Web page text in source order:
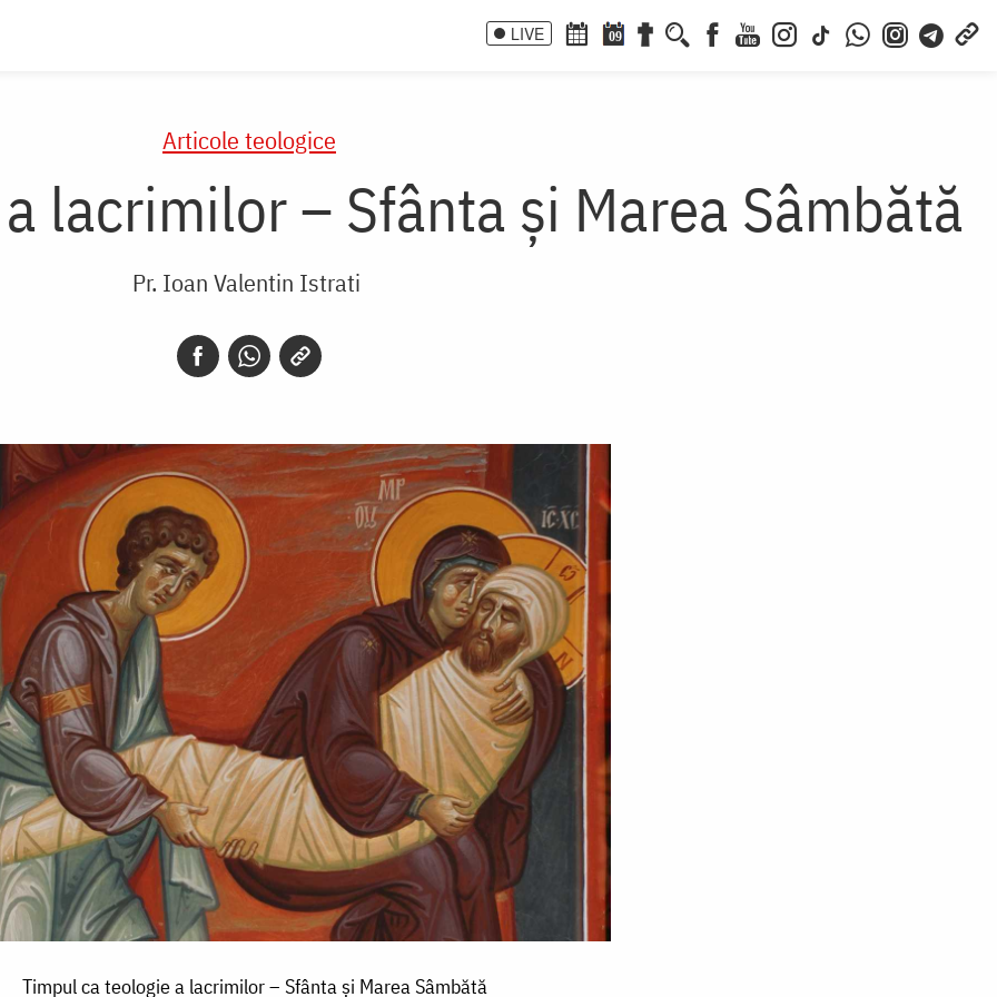
LIVE 09
Articole teologice
lacrimilor – Sfânta şi Marea Sâmbătă
Pr. Ioan Valentin Istrati
Timpul ca teologie a lacrimilor – Sfânta şi Marea Sâmbătă